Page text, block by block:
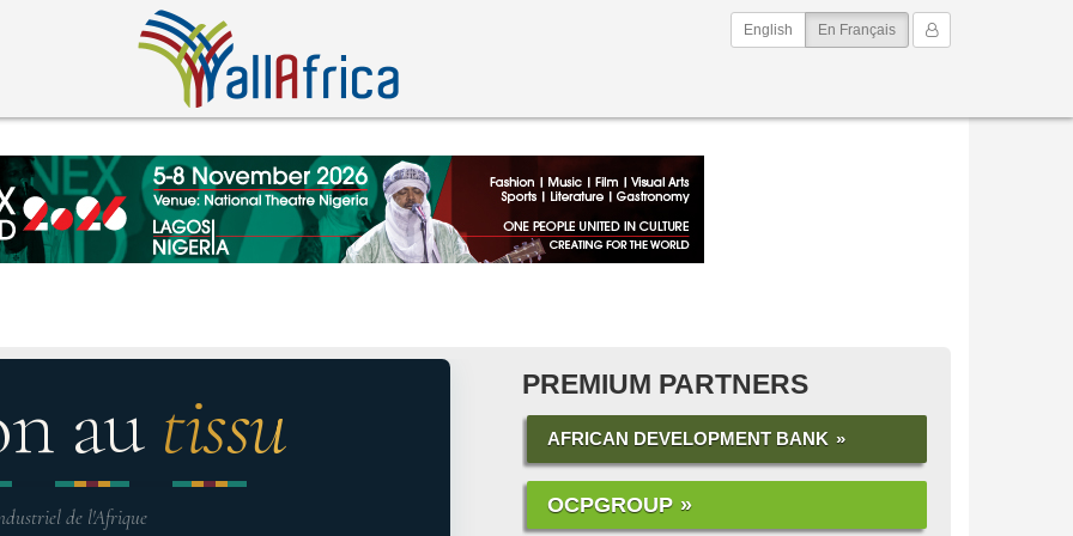
Mon Compte
English En Français(current)
au tissu
de l'Afrique
PREMIUM PARTNERS
AFRICAN DEVELOPMENT BANK
OCPGROUP